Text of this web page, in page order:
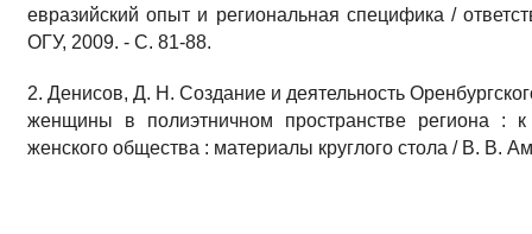
евразийский опыт и региональная специфика /
ОГУ, 2009. - С. 81-88.
2. Денисов, Д. Н. Создание и деятельность
женщины в полиэтничном пространстве региона : к
женского общества : материалы круглого стола / В. В.